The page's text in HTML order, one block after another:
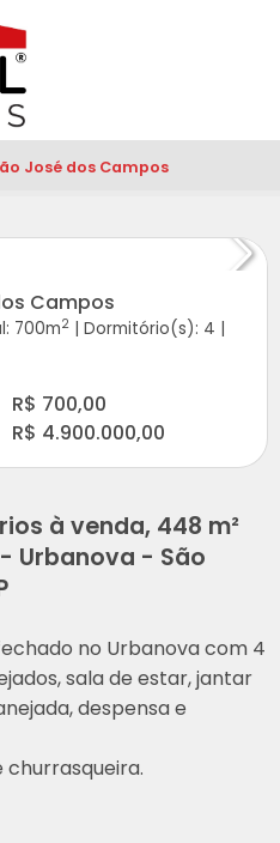
José dos Campos
Campos
700m2 | Dormitório(s): 4 |
R$ 700,00
R$ 4.900.000,00
à venda, 448 m²
Urbanova - São
no Urbanova com 4
sala de estar, jantar
despensa e
churrasqueira.